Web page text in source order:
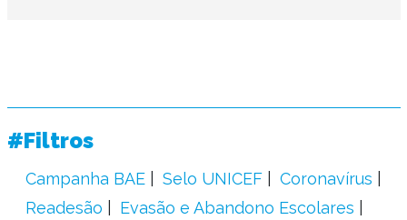
#Filtros
Campanha BAE Selo UNICEF
Coronavírus
Readesão
Evasão e Abandono Escolares